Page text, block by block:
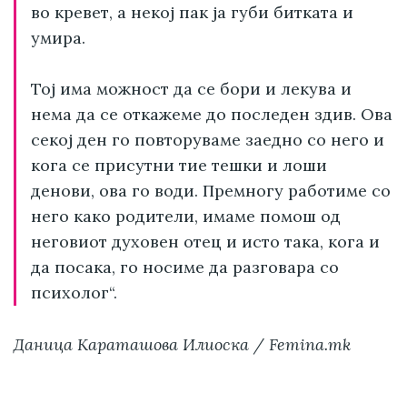
во кревет, а некој пак ја губи битката и
умира.
Тој има можност да се бори и лекува и
нема да се откажеме до последен здив. Ова
секој ден го повторуваме заедно со него и
кога се присутни тие тешки и лоши
денови, ова го води. Премногу работиме со
него како родители, имаме помош од
неговиот духовен отец и исто така, кога и
да посака, го носиме да разговара со
психолог“.
Даница Караташова Илиоска / Femina.mk